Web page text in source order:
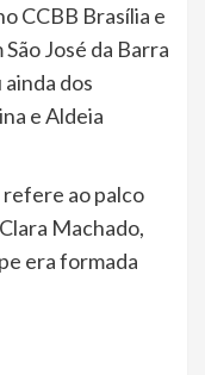
CCBB Brasília e
José da Barra
dos
e Aldeia
ao palco
Machado,
era formada